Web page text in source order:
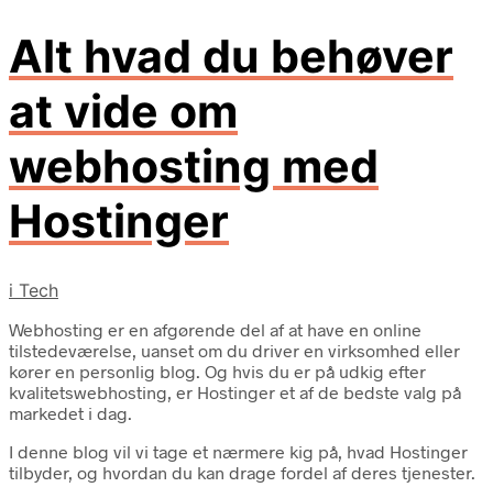
Alt hvad du behøver
at vide om
webhosting med
Hostinger
i Tech
Webhosting er en afgørende del af at have en online
tilstedeværelse, uanset om du driver en virksomhed eller
kører en personlig blog. Og hvis du er på udkig efter
kvalitetswebhosting, er Hostinger et af de bedste valg på
markedet i dag.
I denne blog vil vi tage et nærmere kig på, hvad Hostinger
tilbyder, og hvordan du kan drage fordel af deres tjenester.